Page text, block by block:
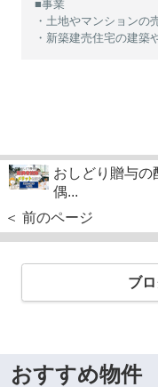
■事業
・土地やマンションの
・新築建売住宅の建築
おしどり贈与の
偶...
＜ 前のページ
ブ
おすすめ物件